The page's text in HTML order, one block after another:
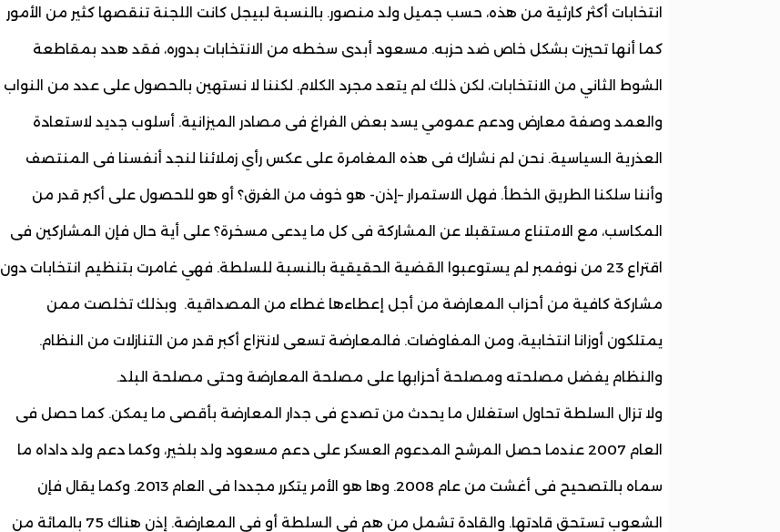
انتخابات أكثر كارثية من هذه، حسب جميل ولد منصور. بالنسبة لبيجل كانت اللجنة تنقصها كثير من الأمور
كما أنها تحيزت بشكل خاص ضد حزبه. مسعود أبدى سخطه من الانتخابات بدوره، فقد هدد بمقاطعة
الشوط الثاني من الانتخابات، لكن ذلك لم يتعد مجرد الكلام. لكننا لا نستهين بالحصول على عدد من النواب
والعمد وصفة معارض ودعم عمومي يسد بعض الفراغ فى مصادر الميزانية. أسلوب جديد لاستعادة
العذرية السياسية. نحن لم نشارك فى هذه المغامرة على عكس رأي زملائنا لنجد أنفسنا فى المنتصف
وأننا سلكنا الطريق الخطأ. فهل الاستمرار –إذن- هو خوف من الغرق؟ أو هو للحصول على أكبر قدر من
المكاسب، مع الامتناع مستقبلا عن المشاركة فى كل ما يدعى مسخرة؟ على أية حال فإن المشاركين فى
اقتراع 23 من نوفمبر لم يستوعبوا القضية الحقيقية بالنسبة للسلطة. فهي غامرت بتنظيم انتخابات دون
مشاركة كافية من أحزاب المعارضة من أجل إعطاءها غطاء من المصداقية. وبذلك تخلصت ممن
يمتلكون أوزانا انتخابية، ومن المفاوضات. فالمعارضة تسعى لانتزاع أكبر قدر من التنازلات من النظام.
والنظام يفضل مصلحته ومصلحة أحزابها على مصلحة المعارضة وحتى مصلحة البلد.
ولا تزال السلطة تحاول استغلال ما يحدث من تصدع فى جدار المعارضة بأقصى ما يمكن. كما حصل فى
العام 2007 عندما حصل المرشح المدعوم العسكر على دعم مسعود ولد بلخير، وكما دعم ولد داداه ما
سماه بالتصحيح فى أغشت من عام 2008. وها هو الأمر يتكرر مجددا فى العام 2013. وكما يقال فإن
الشعوب تستحق قادتها. والقادة تشمل من هم فى السلطة أو فى المعارضة. إذن هناك 75 بالمائة من